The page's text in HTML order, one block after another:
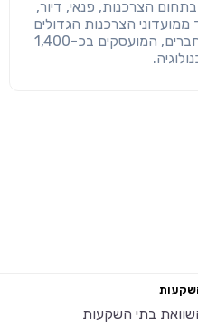
הצרכנות, פנאי, דיור,
ממועדוני הצרכנות הגדולים
בישראל, ומונה מעל 300 אלף חברים, המועסקים בכ-1,400
בתי השקעות